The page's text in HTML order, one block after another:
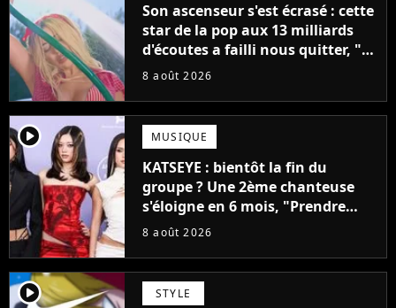
Son ascenseur s'est écrasé : cette
star de la pop aux 13 milliards
d'écoutes a failli nous quitter, "Je
pensais ne plus jamais chanter"
8 août 2026
player2 MUSIQUE
KATSEYE : bientôt la fin du
groupe ? Une 2ème chanteuse
s'éloigne en 6 mois, "Prendre
cette décision n’a pas été facile"
8 août 2026
player2 STYLE